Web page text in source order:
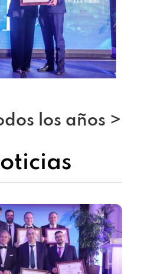
los años >